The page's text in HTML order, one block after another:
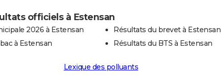
officiels à Estensan
2026 à Estensan
à Estensan
Résultats du brevet à Estensan
Résultats du BTS à Estensan
Lexique des polluants